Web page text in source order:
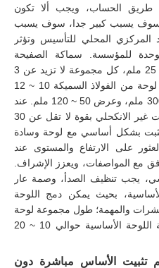
طريق الحساب، ويجب ألا تكون
سوف يسبب كبير جدا، سوف يسبب
المركزي المحلي للتأسيس وتؤثر
للمؤسسة. سماكة الصفيحة
الأساسية هي عادة ضمن حدود 4 ~ 25 ملم، كل مجموعة لا تزيد عن 3
قطع. تحتوي اللوحة الأساسية على لوحة من الفولاذ السميكة 10 ~ 12
مم، طول اللوحة الأساسية 100 ~ 300 ملم، وعرض 50 ~ 120 ملم. عند
ضبط الهاون، استخدم هاون الأسمنت غير الانكحلي بقوة لا تقل عن 30
بشكل أساسي مع لوحة وسادة
على الارتفاع والمستوى عند
مع المواصفات، ويعزز الإشراف.
يجب تنظيف الصدأ، وصمة عار
بحيث يمكن دمج اللوحة
والمهمة؛ طول مجموعة لوحة
الأساس المعرضة للخارج من حافة اللوحة الأساسية حوالي 10 ~ 20
تثبيت الأساس مباشرة دون